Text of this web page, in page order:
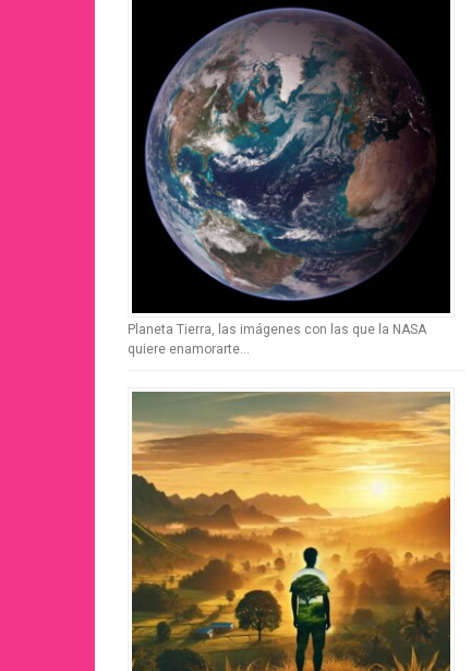
Planeta Tierra, las imágenes con las que la NASA
quiere enamorarte…